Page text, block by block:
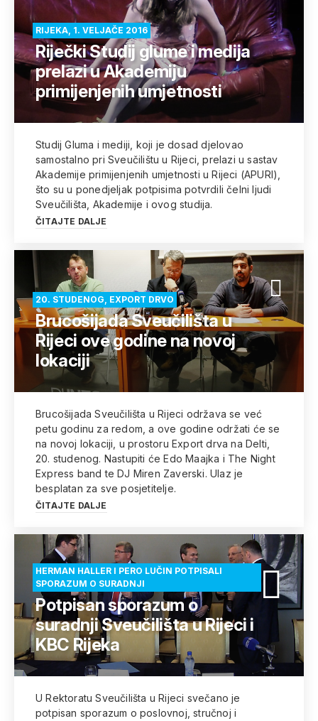
RIJEKA, 1. VELJAČE 2016
Riječki Studij glume i medija
prelazi u Akademiju
primijenjenih umjetnosti
Studij Gluma i mediji, koji je dosad djelovao
samostalno pri Sveučilištu u Rijeci, prelazi u sastav
Akademije primijenjenih umjetnosti u Rijeci (APURI),
što su u ponedjeljak potpisima potvrdili čelni ljudi
Sveučilišta, Akademije i ovog studija.
ČITAJTE DALJE
20. STUDENOG, EXPORT DRVO
Brucošijada Sveučilišta u
Rijeci ove godine na novoj
lokaciji
Brucošijada Sveučilišta u Rijeci održava se već
petu godinu za redom, a ove godine održati će se
na novoj lokaciji, u prostoru Export drva na Delti,
20. studenog. Nastupiti će Edo Maajka i The Night
Express band te DJ Miren Zaverski. Ulaz je
besplatan za sve posjetitelje.
ČITAJTE DALJE
HERMAN HALLER I PERO LUČIN POTPISALI
SPORAZUM O SURADNJI
Potpisan sporazum o
suradnji Sveučilišta u Rijeci i
KBC Rijeka
U Rektoratu Sveučilišta u Rijeci svečano je
potpisan sporazum o poslovnoj, stručnoj i